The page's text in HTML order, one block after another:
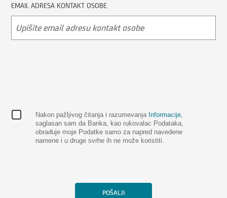
EMAIL ADRESA KONTAKT OSOBE
Nakon pažljivog čitanja i razumevanja Informacije
saglasan sam da Banka, kao rukovalac Podataka,
obrađuje moje Podatke samo za napred navedene
namene i u druge svrhe ih ne može koristiti.